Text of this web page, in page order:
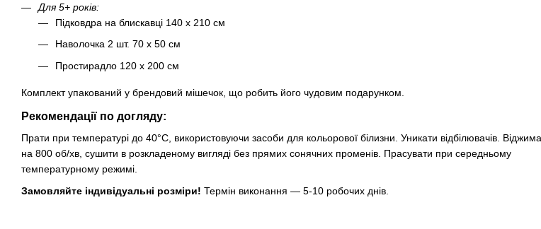
Для 5+ років:
Підковдра на блискавці 140 х 210 см
Наволочка 2 шт. 70 х 50 см
Простирадло 120 х 200 см
Комплект упакований у брендовий мішечок, що робить його чудовим подарунком.
Рекомендації по догляду:
Прати при температурі до 40°C, використовуючи засоби для кольорової білизни. Уникати відбілювачів.
на 800 об/хв, сушити в розкладеному вигляді без прямих сонячних променів. Прасувати при середньому
температурному режимі.
Замовляйте індивідуальні розміри! Термін виконання — 5-10 робочих днів.